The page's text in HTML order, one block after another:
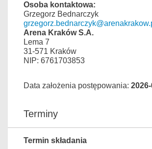
Osoba kontaktowa:
Grzegorz Bednarczyk
Arena Kraków S.A.
Lema 7
31-571 Kraków
NIP: 6761703853
Data założenia postępowania:
Terminy
Termin składania